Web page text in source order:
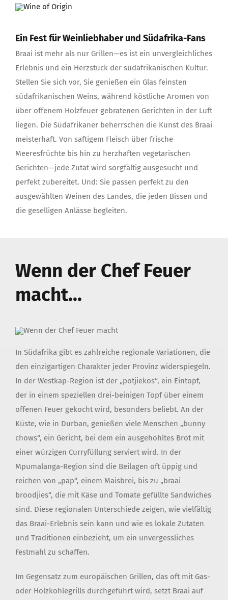
Ein Fest für Weinliebhaber und Südafrika-Fans
Braai ist mehr als nur Grillen—es ist ein unvergleichliches
Erlebnis und ein Herzstück der südafrikanischen Kultur.
Stellen Sie sich vor, Sie genießen ein Glas feinsten
südafrikanischen Weins, während köstliche Aromen von
über offenem Holzfeuer gebratenen Gerichten in der Luft
liegen. Die Südafrikaner beherrschen die Kunst des Braai
meisterhaft. Von saftigem Fleisch über frische
Meeresfrüchte bis hin zu herzhaften vegetarischen
Gerichten—jede Zutat wird sorgfältig ausgesucht und
perfekt zubereitet. Und: Sie passen perfekt zu den
ausgewählten Weinen des Landes, die jeden Bissen und
die geselligen Anlässe begleiten.
Wenn der Chef Feuer
macht…
In Südafrika gibt es zahlreiche regionale Variationen, die
den einzigartigen Charakter jeder Provinz widerspiegeln.
In der Westkap-Region ist der „potjiekos“, ein Eintopf,
der in einem speziellen drei-beinigen Topf über einem
offenen Feuer gekocht wird, besonders beliebt. An der
Küste, wie in Durban, genießen viele Menschen „bunny
chows“, ein Gericht, bei dem ein ausgehöhltes Brot mit
einer würzigen Curryfüllung serviert wird. In der
Mpumalanga-Region sind die Beilagen oft üppig und
reichen von „pap“, einem Maisbrei, bis zu „braai
broodjies“, die mit Käse und Tomate gefüllte Sandwiches
sind. Diese regionalen Unterschiede zeigen, wie vielfältig
das Braai-Erlebnis sein kann und wie es lokale Zutaten
und Traditionen einbezieht, um ein unvergessliches
Festmahl zu schaffen.
Im Gegensatz zum europäischen Grillen, das oft mit Gas-
oder Holzkohlegrills durchgeführt wird, setzt Braai auf